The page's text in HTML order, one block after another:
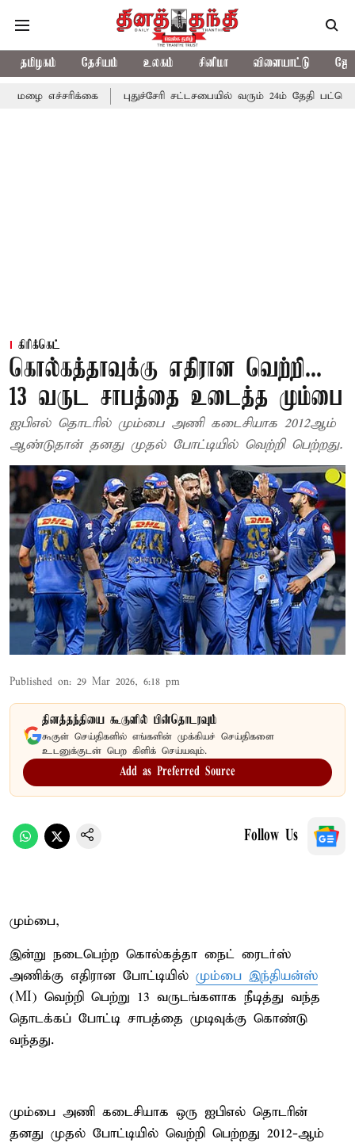
தமிழகம் தேசியம் உலகம் சினிமா விளையாட்டு
புதுச்சேரி சட்டசபையில் வரும் 24ம் தேதி பட்ஜெட் தாக்கல்
கிரிக்கெட்
கொல்கத்தாவுக்கு எதிரான வெற்றி...
13 வருட சாபத்தை உடைத்த மும்பை
ஐபிஎல் தொடரில் மும்பை அணி கடைசியாக 2012ஆம்
ஆண்டுதான் தனது முதல் போட்டியில் வெற்றி பெற்றது.
Published on: 29 Mar 2026, 6:18 pm
தினத்தந்தியை கூகுளில் பின்தொடரவும்
கூகுள் செய்திகளில் எங்களின் முக்கியச் செய்திகளை
உடனுக்குடன் பெற கிளிக் செய்யவும்.
Add as Preferred Source
Follow Us
மும்பை,
இன்று நடைபெற்ற கொல்கத்தா நைட் ரைடர்ஸ்
அணிக்கு எதிரான போட்டியில் மும்பை இந்தியன்ஸ்
(MI) வெற்றி பெற்று 13 வருடங்களாக நீடித்து வந்த
தொடக்கப் போட்டி சாபத்தை முடிவுக்கு கொண்டு
வந்தது.
மும்பை அணி கடைசியாக ஒரு ஐபிஎல் தொடரின்
தனது முதல் போட்டியில் வெற்றி பெற்றது 2012-ஆம்